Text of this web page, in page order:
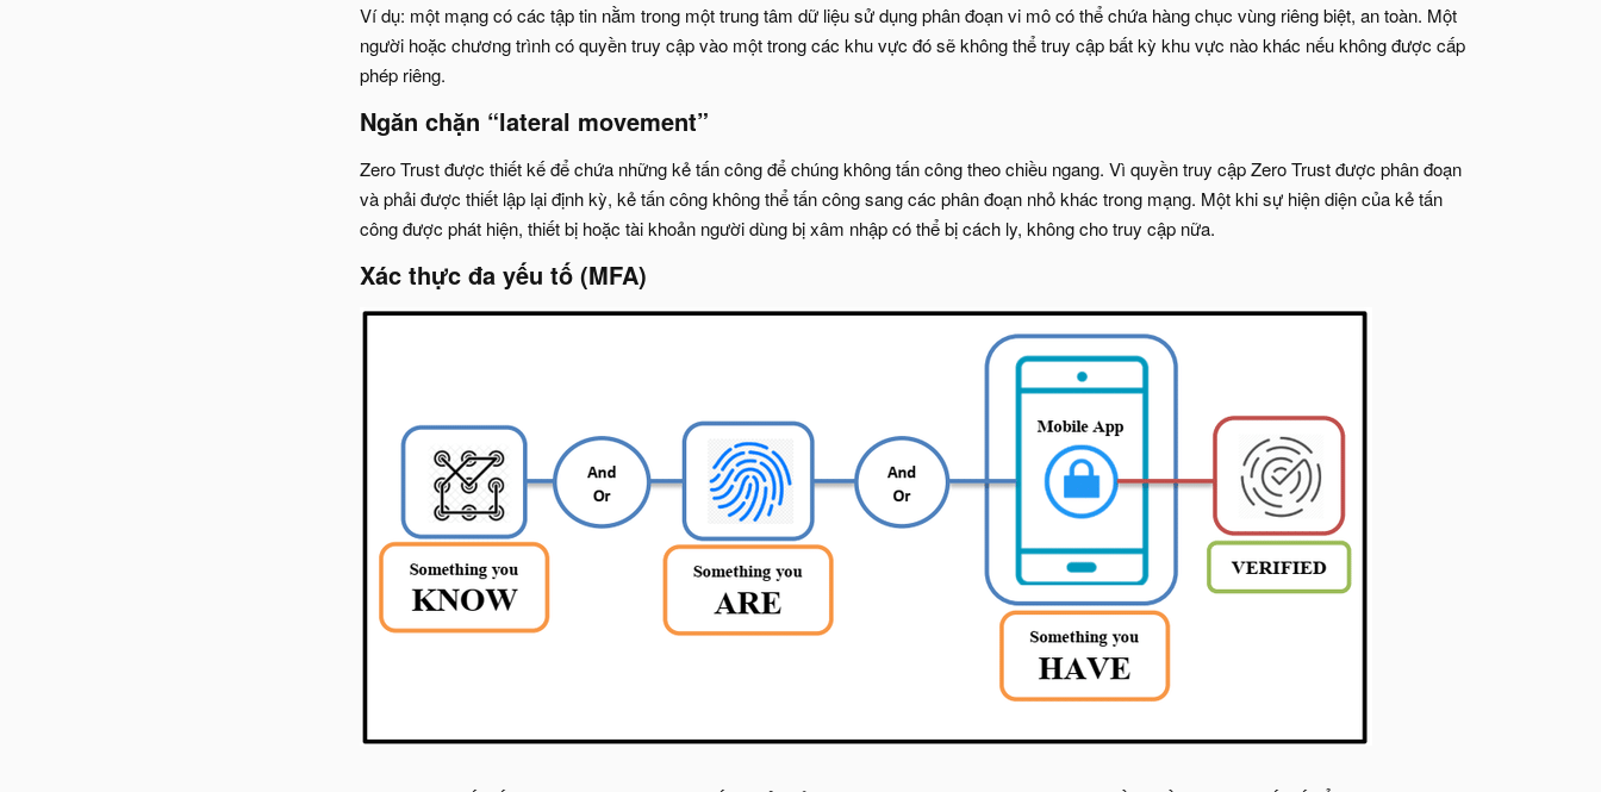
Ví dụ: một mạng có các tập tin nằm trong một trung tâm dữ liệu sử dụng phân đoạn vi mô có thể chứa hàng chục vùng riêng biệt, an toàn. Một
người hoặc chương trình có quyền truy cập vào một trong các khu vực đó sẽ không thể truy cập bất kỳ khu vực nào khác nếu không được cấp
phép riêng.
Ngăn chặn “lateral movement”
Zero Trust được thiết kế để chứa những kẻ tấn công để chúng không tấn công theo chiều ngang. Vì quyền truy cập Zero Trust được phân đoạn
và phải được thiết lập lại định kỳ, kẻ tấn công không thể tấn công sang các phân đoạn nhỏ khác trong mạng. Một khi sự hiện diện của kẻ tấn
công được phát hiện, thiết bị hoặc tài khoản người dùng bị xâm nhập có thể bị cách ly, không cho truy cập nữa.
Xác thực đa yếu tố (MFA)